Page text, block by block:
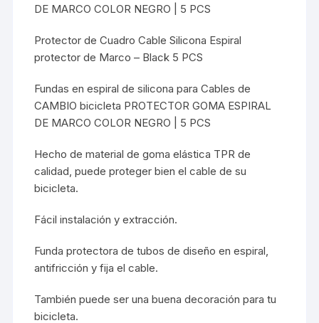
DE MARCO COLOR NEGRO | 5 PCS
Protector de Cuadro Cable Silicona Espiral
protector de Marco – Black 5 PCS
Fundas en espiral de silicona para Cables de
CAMBIO bicicleta PROTECTOR GOMA ESPIRAL
DE MARCO COLOR NEGRO | 5 PCS
Hecho de material de goma elástica TPR de
calidad, puede proteger bien el cable de su
bicicleta.
Fácil instalación y extracción.
Funda protectora de tubos de diseño en espiral,
antifricción y fija el cable.
También puede ser una buena decoración para tu
bicicleta.